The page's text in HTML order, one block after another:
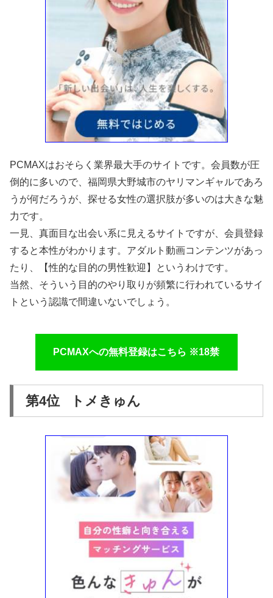
PCMAXはおそらく業界最大手のサイトです。会員数が圧
倒的に多いので、福岡県大野城市のヤリマンギャルであろ
うが何だろうが、探せる女性の選択肢が多いのは大きな魅
力です。
一見、真面目な出会い系に見えるサイトですが、会員登録
すると本性がわかります。アダルト動画コンテンツがあっ
たり、【性的な目的の男性歓迎】というわけです。
当然、そういう目的のやり取りが頻繁に行われているサイ
トという認識で間違いないでしょう。
PCMAXへの無料登録はこちら ※18禁
第4位 トメきゅん